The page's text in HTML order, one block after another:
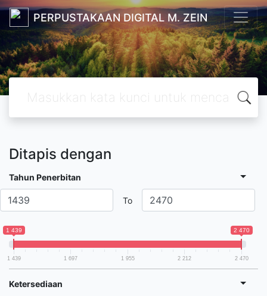
PERPUSTAKAAN DIGITAL M. ZEIN
Ditapis dengan
Tahun Penerbitan
To
1 439 2 470
1 439 1 697 1 955 2 212 2 470
Ketersediaan